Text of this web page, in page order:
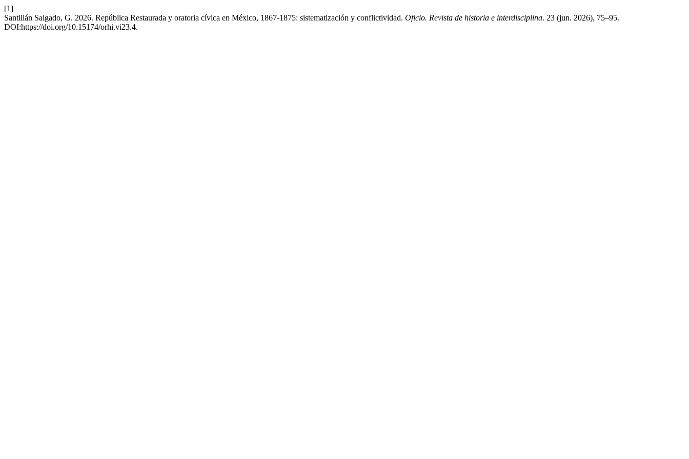
[1]
Santillán Salgado, G. 2026. República Restaurada y oratoria cívica en México, 1867-1875: sistematización y conflictividad. Oficio. Revista de historia e interdisciplina. 23 (jun. 2026), 75–95.
DOI:https://doi.org/10.15174/orhi.vi23.4.